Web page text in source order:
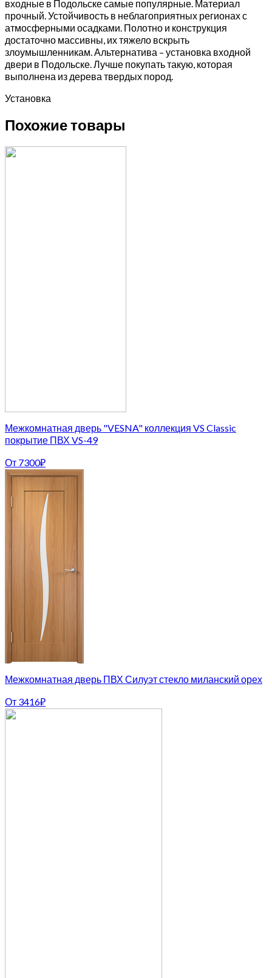
входные в Подольске самые популярные. Материал
прочный. Устойчивость в неблагоприятных регионах с
атмосферными осадками. Полотно и конструкция
достаточно массивны, их тяжело вскрыть
злоумышленникам. Альтернатива – установка входной
двери в Подольске. Лучше покупать такую, которая
выполнена из дерева твердых пород.
Установка
Похожие товары
Межкомнатная дверь "VESNA" коллекция VS Classic
покрытие ПВХ VS-49
От 7300₽
Межкомнатная дверь ПВХ Силуэт стекло миланский орех
От 3416₽